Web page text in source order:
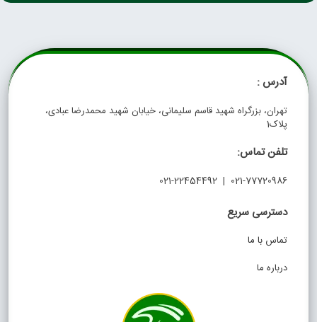
آدرس :
تهران، بزرگراه شهید قاسم سلیمانی، خیابان شهید محمدرضا عبادی،
پلاک1
تلفن تماس:
021-77720986 | 021-22454492
دسترسی سریع
تماس با ما
درباره ما